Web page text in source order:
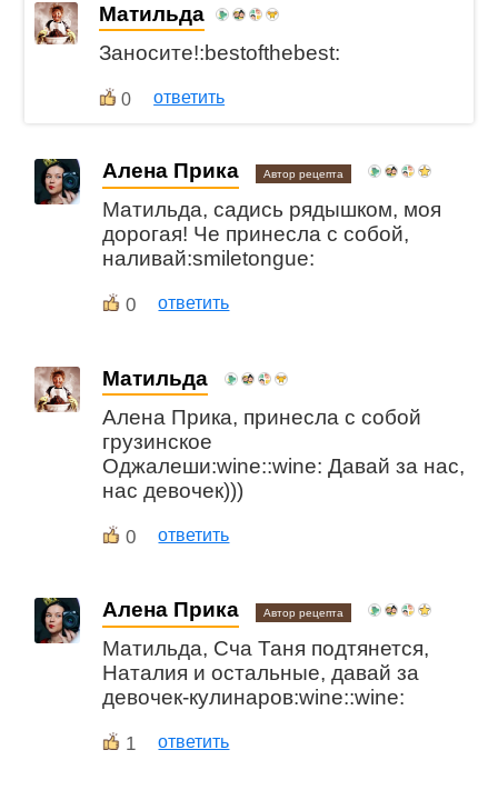
Матильда
Заносите!:bestofthebest:
0 ответить
Алена Прика Автор рецепта
Матильда, садись рядышком, моя
дорогая! Че принесла с собой,
наливай:smiletongue:
0 ответить
Матильда
Алена Прика, принесла с собой
грузинское
Оджалеши:wine::wine: Давай за нас,
нас девочек)))
0 ответить
Алена Прика Автор рецепта
Матильда, Сча Таня подтянется,
Наталия и остальные, давай за
девочек-кулинаров:wine::wine:
1 ответить